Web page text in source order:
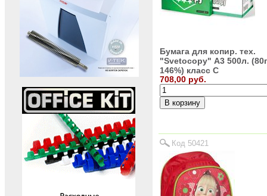
Бумага для копир. тех.
"Svetocopy" А3 500л.
146%) класс C
708,00 руб.
Код 50421